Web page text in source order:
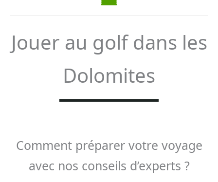
Jouer au golf dans les
Dolomites
Comment préparer votre voyage
avec nos conseils d’experts ?